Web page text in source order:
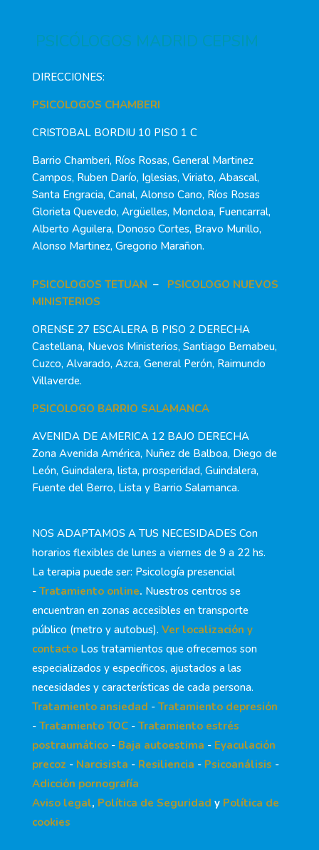
PSICÓLOGOS MADRID CEPSIM
DIRECCIONES:
PSICOLOGOS CHAMBERI
CRISTOBAL BORDIU 10 PISO 1 C
Barrio Chamberi, Ríos Rosas, General Martinez
Campos, Ruben Darío, Iglesias, Viriato, Abascal,
Santa Engracia, Canal, Alonso Cano, Ríos Rosas
Glorieta Quevedo, Argüelles, Moncloa, Fuencarral,
Alberto Aguilera, Donoso Cortes, Bravo Murillo,
Alonso Martinez, Gregorio Marañon.
PSICOLOGOS TETUAN – PSICOLOGO NUEVOS
MINISTERIOS
ORENSE 27 ESCALERA B PISO 2 DERECHA
Castellana, Nuevos Ministerios, Santiago Bernabeu,
Cuzco, Alvarado, Azca, General Perón, Raimundo
Villaverde.
PSICOLOGO BARRIO SALAMANCA
AVENIDA DE AMERICA 12 BAJO DERECHA
Zona Avenida América, Nuñez de Balboa, Diego de
León, Guindalera, lista, prosperidad, Guindalera,
Fuente del Berro, Lista y Barrio Salamanca.
NOS ADAPTAMOS A TUS NECESIDADES Con
horarios flexibles de lunes a viernes de 9 a 22 hs.
La terapia puede ser: Psicología presencial
- Tratamiento online. Nuestros centros se
encuentran en zonas accesibles en transporte
público (metro y autobus). Ver localización y
contactoLos tratamientos que ofrecemos son
especializados y específicos, ajustados a las
necesidades y características de cada persona.
Tratamiento ansiedad - Tratamiento depresión
- Tratamiento TOC- Tratamiento estrés
postraumático- Baja autoestima - Eyaculación
precoz - Narcisista - Resiliencia - Psicoanálisis -
Adicción pornografía
Aviso legal, Política de Seguridad y Política de
cookies